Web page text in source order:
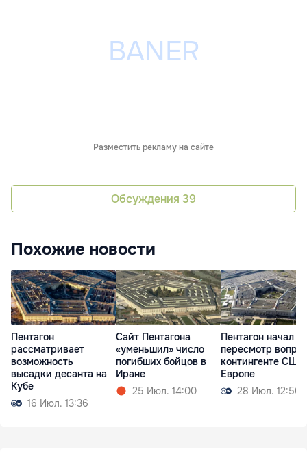
Разместить рекламу на сайте
Обсуждения 39
Похожие новости
Пентагон
рассматривает
возможность
высадки десанта на
Кубе
16 Июл. 13:36
Cайт Пентагона
«уменьшил» число
погибших бойцов в
Иране
25 Июл. 14:00
Пентагон начал
пересмотр
контингенте США
Европе
28 Июл. 12:50